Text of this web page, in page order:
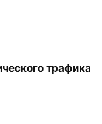
трафика